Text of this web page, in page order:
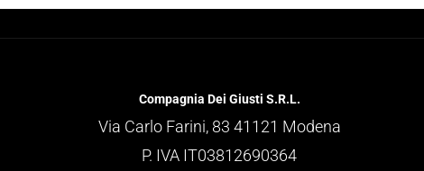
Compagnia Dei Giusti S.R.L.
Via Carlo Farini, 83 41121 Modena
P. IVA IT03812690364